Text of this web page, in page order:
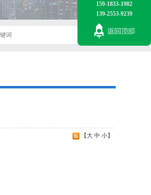
【 大 中 小】
159-1833-1982
139-2553-9239